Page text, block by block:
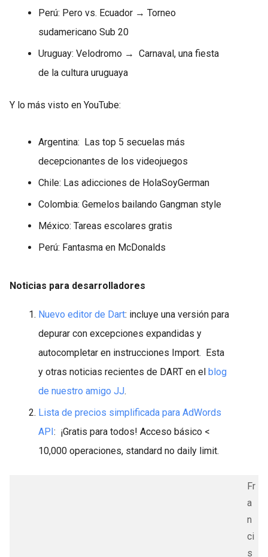
Perú: Pero vs. Ecuador → Torneo
sudamericano Sub 20
Uruguay: Velodromo → Carnaval, una fiesta
de la cultura uruguaya
Y lo más visto en YouTube:
Argentina: Las top 5 secuelas más
decepcionantes de los videojuegos
Chile: Las adicciones de HolaSoyGerman
Colombia: Gemelos bailando Gangman style
México: Tareas escolares gratis
Perú: Fantasma en McDonalds
Noticias para desarrolladores
Nuevo editor de Dart: incluye una versión para
depurar con excepciones expandidas y
autocompletar en instrucciones Import. Esta
y otras noticias recientes de DART en el blog
de nuestro amigo JJ.
Lista de precios simplificada para AdWords
API: ¡Gratis para todos! Acceso básico <
10,000 operaciones, standard no daily limit.
Fr
a
n
ci
s